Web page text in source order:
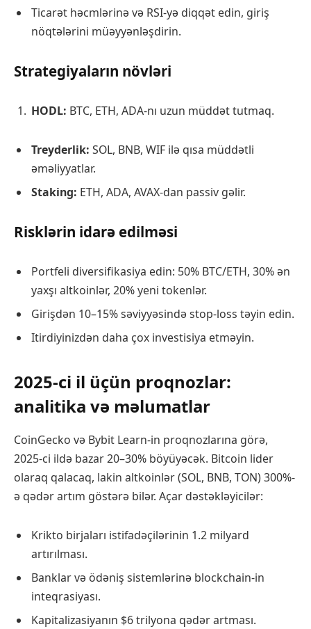
Ticarət həcmlərinə və RSI-yə diqqət edin, giriş
nöqtələrini müəyyənləşdirin.
Strategiyaların növləri
HODL: BTC, ETH, ADA-nı uzun müddət tutmaq.
Treyderlik: SOL, BNB, WIF ilə qısa müddətli
əməliyyatlar.
Staking: ETH, ADA, AVAX-dan passiv gəlir.
Risklərin idarə edilməsi
Portfeli diversifikasiya edin: 50% BTC/ETH, 30% ən
yaxşı altkoinlər, 20% yeni tokenlər.
Girişdən 10–15% səviyyəsində stop-loss təyin edin.
Itirdiyinizdən daha çox investisiya etməyin.
2025-ci il üçün proqnozlar:
analitika və məlumatlar
CoinGecko və Bybit Learn-in proqnozlarına görə,
2025-ci ildə bazar 20–30% böyüyəcək. Bitcoin lider
olaraq qalacaq, lakin altkoinlər (SOL, BNB, TON) 300%-
ə qədər artım göstərə bilər. Açar dəstəkləyicilər:
Krikto birjaları istifadəçilərinin 1.2 milyard
artırılması.
Banklar və ödəniş sistemlərinə blockchain-in
inteqrasiyası.
Kapitalizasiyanın $6 trilyona qədər artması.